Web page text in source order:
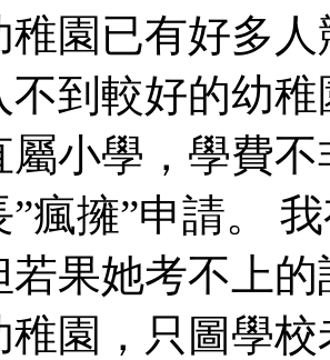
稚園已有好多
不到較好的幼
屬小學，學費
瘋擁”申請。
若果她考不上
稚園，只圖學